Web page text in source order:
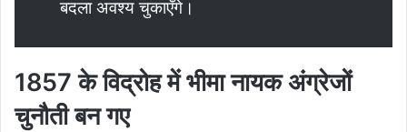
बदला अवश्य चुकाएँगे।
1857 के विद्रोह में भीमा नायक अंग्रेजों
चुनौती बन गए